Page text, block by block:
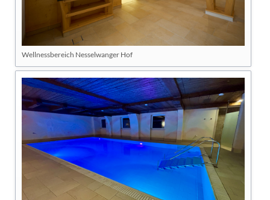
Wellnessbereich Nesselwanger Hof